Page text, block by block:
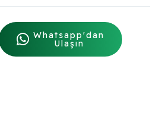
Whatsapp'dan
Ulaşın